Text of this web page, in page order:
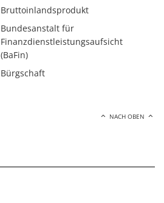
Bruttoinlandsprodukt
Bundesanstalt für
Finanzdienstleistungsaufsicht
(BaFin)
Bürgschaft
NACH OBEN